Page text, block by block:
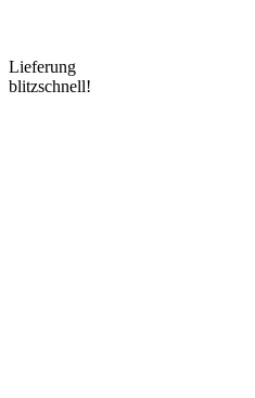
Lieferung
blitzschnell!